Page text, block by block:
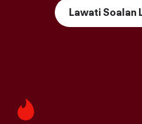
Lawati Soalan